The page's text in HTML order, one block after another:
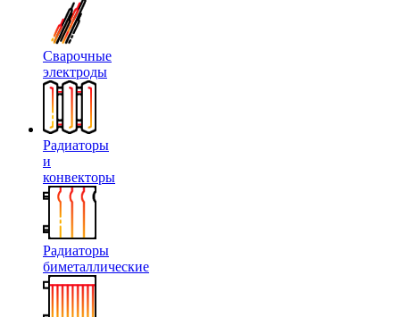
Сварочные
электроды
Радиаторы
и
конвекторы
Радиаторы
биметаллические